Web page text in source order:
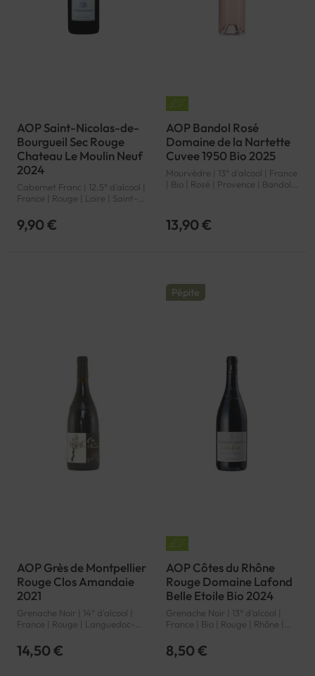
AOP Saint-Nicolas-de-
Bourgueil Sec Rouge
Chateau Le Moulin Neuf
2024
Cabernet Franc | 12.5° d'alcool |
France | Rouge | Loire | Saint-
9,90 €
AOP Bandol Rosé
Domaine de la Nartette
Cuvee 1950 Bio 2025
Mourvèdre | 13° d'alcool | France
| Bio | Rosé | Provence | Bandol |
13,90 €
AOP Grès de Montpellier
Rouge Clos Amandaie
2021
Grenache Noir | 14° d'alcool |
France | Rouge | Languedoc-
| AOP
14,50 €
Pépite
AOP Côtes du Rhône
Rouge Domaine Lafond
Belle Etoile Bio 2024
Grenache Noir | 13° d'alcool |
France | Bio | Rouge | Rhône |
8,50 €